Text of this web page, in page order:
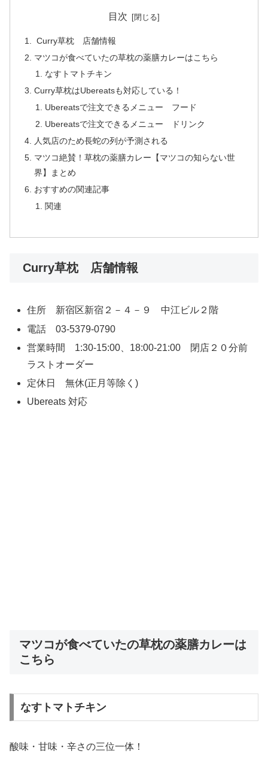
目次
Curry草枕 店舗情報
マツコが食べていたの草枕の薬膳カレーはこちら
なすトマトチキン
Curry草枕はUbereatsも対応している！
Ubereatsで注文できるメニュー フード
Ubereatsで注文できるメニュー ドリンク
人気店のため長蛇の列が予測される
マツコ絶賛！草枕の薬膳カレー【マツコの知らない世
界】まとめ
おすすめの関連記事
関連
Curry草枕 店舗情報
住所 新宿区新宿２－４－９ 中江ビル２階
電話 03-5379-0790
営業時間 1:30-15:00、18:00-21:00 閉店２０分前
ラストオーダー
定休日 無休(正月等除く)
Ubereats 対応
マツコが食べていたの草枕の薬膳カレーは
こちら
なすトマトチキン
酸味・甘味・辛さの三位一体！